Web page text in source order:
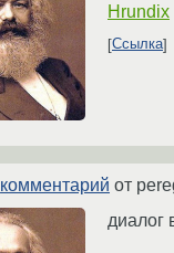
Hrundix
Ссылка
комментарий от
диалог